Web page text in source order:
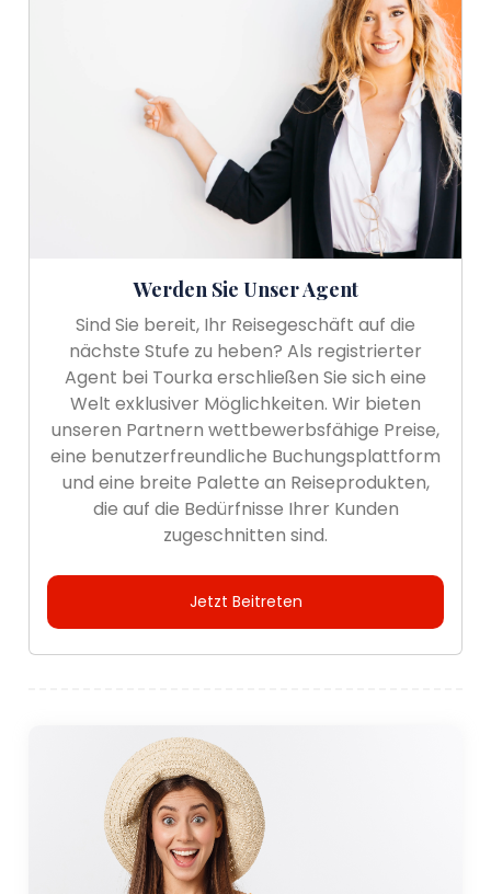
Werden Sie Unser Agent
Sind Sie bereit, Ihr Reisegeschäft auf die
nächste Stufe zu heben? Als registrierter
Agent bei Tourka erschließen Sie sich eine
Welt exklusiver Möglichkeiten. Wir bieten
unseren Partnern wettbewerbsfähige Preise,
eine benutzerfreundliche Buchungsplattform
und eine breite Palette an Reiseprodukten,
die auf die Bedürfnisse Ihrer Kunden
zugeschnitten sind.
Jetzt Beitreten